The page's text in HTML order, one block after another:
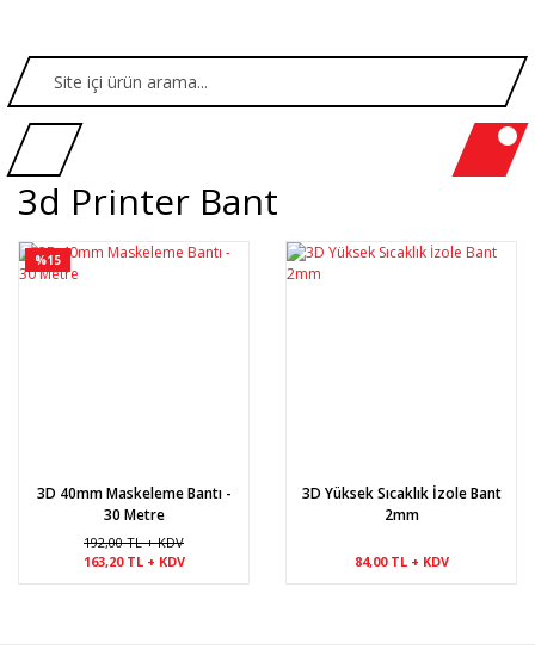
3d Printer Bant
%15
3D 40mm Maskeleme Bantı -
30 Metre
192,00 TL + KDV
163,20 TL + KDV
3D Yüksek Sıcaklık İzole Bant
2mm
84,00 TL + KDV